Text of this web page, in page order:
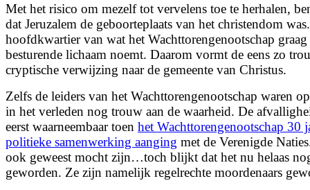
Met het risico om mezelf tot vervelens toe te herhalen,
dat Jeruzalem de geboorteplaats van het christendom
hoofdkwartier van wat het Wachttorengenootschap graag
besturende lichaam noemt. Daarom vormt de eens zo
cryptische verwijzing naar de gemeente van Christus.
Zelfs de leiders van het Wachttorengenootschap waren
in het verleden nog trouw aan de waarheid. De
eerst waarneembaar toen het Wachttorengenootschap 30
politieke samenwerking aanging met de Verenigde
ook geweest mocht zijn…toch blijkt dat het nu helaas
geworden. Ze zijn namelijk regelrechte moordenaars